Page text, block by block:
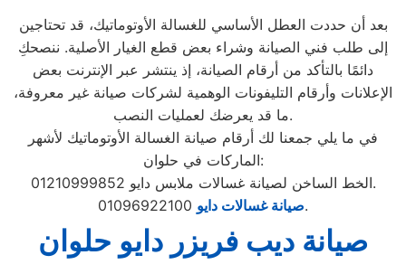
بعد أن حددت العطل الأساسي للغسالة الأوتوماتيك، قد تحتاجين
إلى طلب فني الصيانة وشراء بعض قطع الغيار الأصلية. ننصحكِ
دائمًا بالتأكد من أرقام الصيانة، إذ ينتشر عبر الإنترنت بعض
الإعلانات وأرقام التليفونات الوهمية لشركات صيانة غير معروفة،
ما قد يعرضك لعمليات النصب.
في ما يلي جمعنا لك أرقام صيانة الغسالة الأوتوماتيك لأشهر
الماركات في حلوان:
الخط الساخن لصيانة غسالات ملابس دايو 01210999852.
صيانة غسالات دايو01096922100.
صيانة ديب فريزر دايو حلوان